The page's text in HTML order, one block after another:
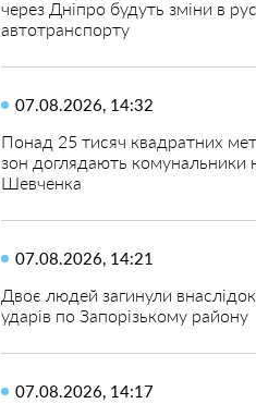
через Дніпро будуть зміни в
автотранспорту
07.08.2026, 14:32
Понад 25 тисяч квадратних
зон доглядають комунальники
Шевченка
07.08.2026, 14:21
Двоє людей загинули
ударів по Запорізькому району
07.08.2026, 14:17